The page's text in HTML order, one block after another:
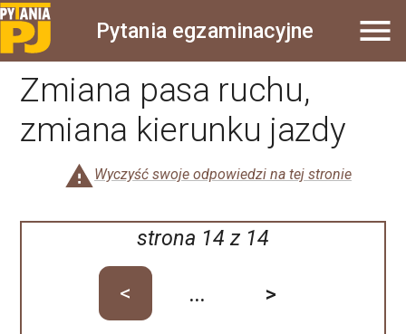
Pytania egzaminacyjne
Zmiana pasa ruchu,
zmiana kierunku jazdy
Wyczyść swoje odpowiedzi na tej stronie
strona 14 z 14
< ... >